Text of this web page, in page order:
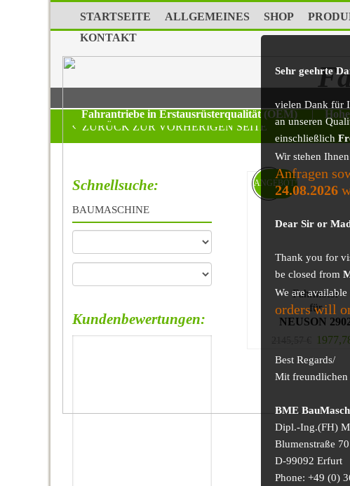
STARTSEITE ALLGEMEINES SHOP
KONTAKT
Sehr geehrte
vielen Dank für
an unseren
einschließlich
Wir stehen
Anfragen
24.08.2026
Dear Sir or
Thank you for
be closed from
We are
orders will
Best Regards/
Mit freundlichen
BME
Dipl.-Ing.(FH)
Blumenstraße 70
D-99092 Erfurt
Phone: +49 (0)
Fahrantriebe in Erstausrüsterqualität (OEM) |
ZURÜCK ZUR VORHERIGEN SEITE
Fahrmotor
für
NEUSON
ANGEBOT!
Schnellsuche:
BAUMASCHINE
Kundenbewertungen: